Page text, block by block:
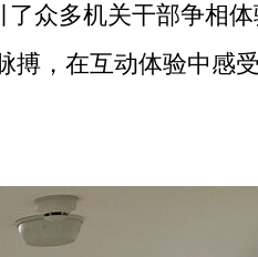
众多机关干部争相
搏，在互动体验中感